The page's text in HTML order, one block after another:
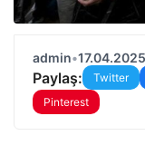
admin•
Paylaş: Twitter
Pinterest